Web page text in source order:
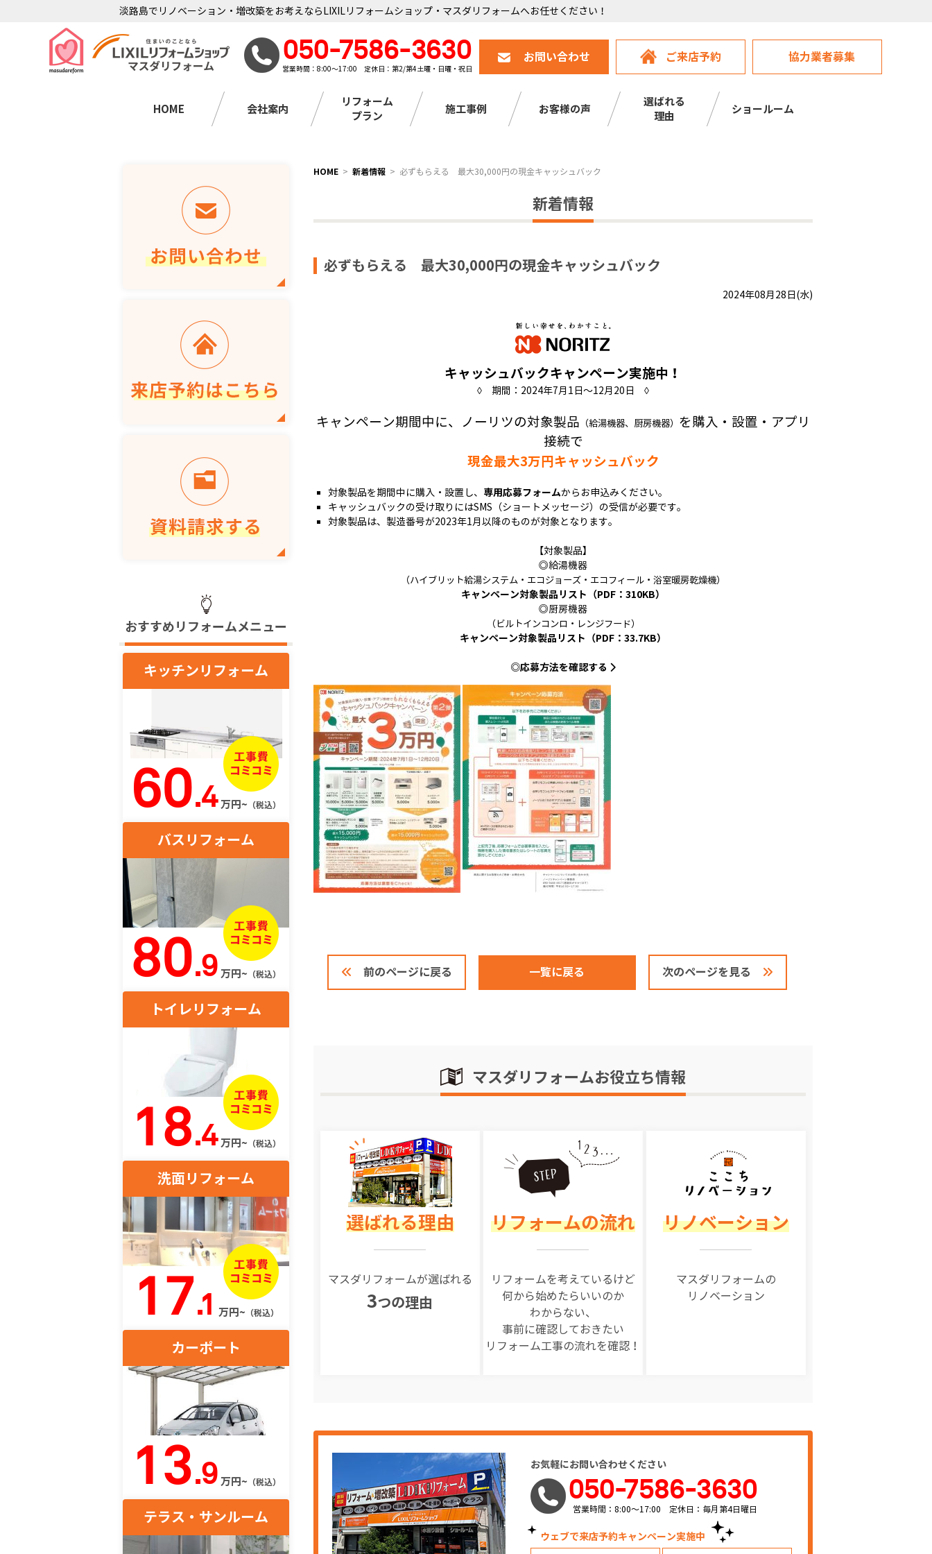
淡路島でリノベーション・増改築をお考えならLIXILリフォームショップ・マスダリフォームへお任せください！
050-7586-3630
営業時間：8:00～17:00 定休日：第2/第4土曜・日曜・祝日
お問い合わせ ご来店予約 協力業者募集
HOME 会社案内
リフォーム
プラン
施工事例 お客様の声
選ばれる
理由
ショールーム
HOME 新着情報 必ずもらえる 最大30,000円の現金キャッシュバック
新着情報
必ずもらえる 最大30,000円の現金キャッシュバック
2024年08月28日(水)
キャッシュバックキャンペーン実施中！
◊ 期間：2024年7月1日～12月20日 ◊
キャンペーン期間中に、ノーリツの対象製品 （給湯機器、厨房機器） を購入・設置・アプリ
接続で
現金最大3万円キャッシュバック
対象製品を期間中に購入・設置し、 専用応募フォームからお申込みください。
キャッシュバックの受け取りにはSMS（ショートメッセージ）の受信が必要です。
対象製品は、製造番号が2023年1月以降のものが対象となります。
【対象製品】
◎給湯機器
（ハイブリット給湯システム・エコジョーズ・エコフィール・浴室暖房乾燥機）
キャンペーン対象製品リスト（PDF：310KB）
◎厨房機器
（ビルトインコンロ・レンジフード）
キャンペーン対象製品リスト（PDF：33.7KB）
◎応募方法を確認する
前のページに戻る 一覧に戻る 次のページを見る
マスダリフォームお役立ち情報
選ばれる理由
マスダリフォームが選ばれる
3つの理由
リフォームの流れ
リフォームを考えているけど
何から始めたらいいのか
わからない、
事前に確認しておきたい
リフォーム工事の流れを確認！
リノベーション
マスダリフォームの
リノベーション
お気軽にお問い合わせください
050-7586-3630
営業時間：8:00～17:00 定休日：毎月第4日曜日
ウェブで来店予約キャンペーン実施中！
おすすめリフォームメニュー
キッチンリフォーム
60.4万円~ （税込）
バスリフォーム
80.9 万円~ （税込）
トイレリフォーム
18.4万円~ （税込）
洗面リフォーム
17.1 万円~ （税込）
カーポート
13.9 万円~ （税込）
テラス・サンルーム